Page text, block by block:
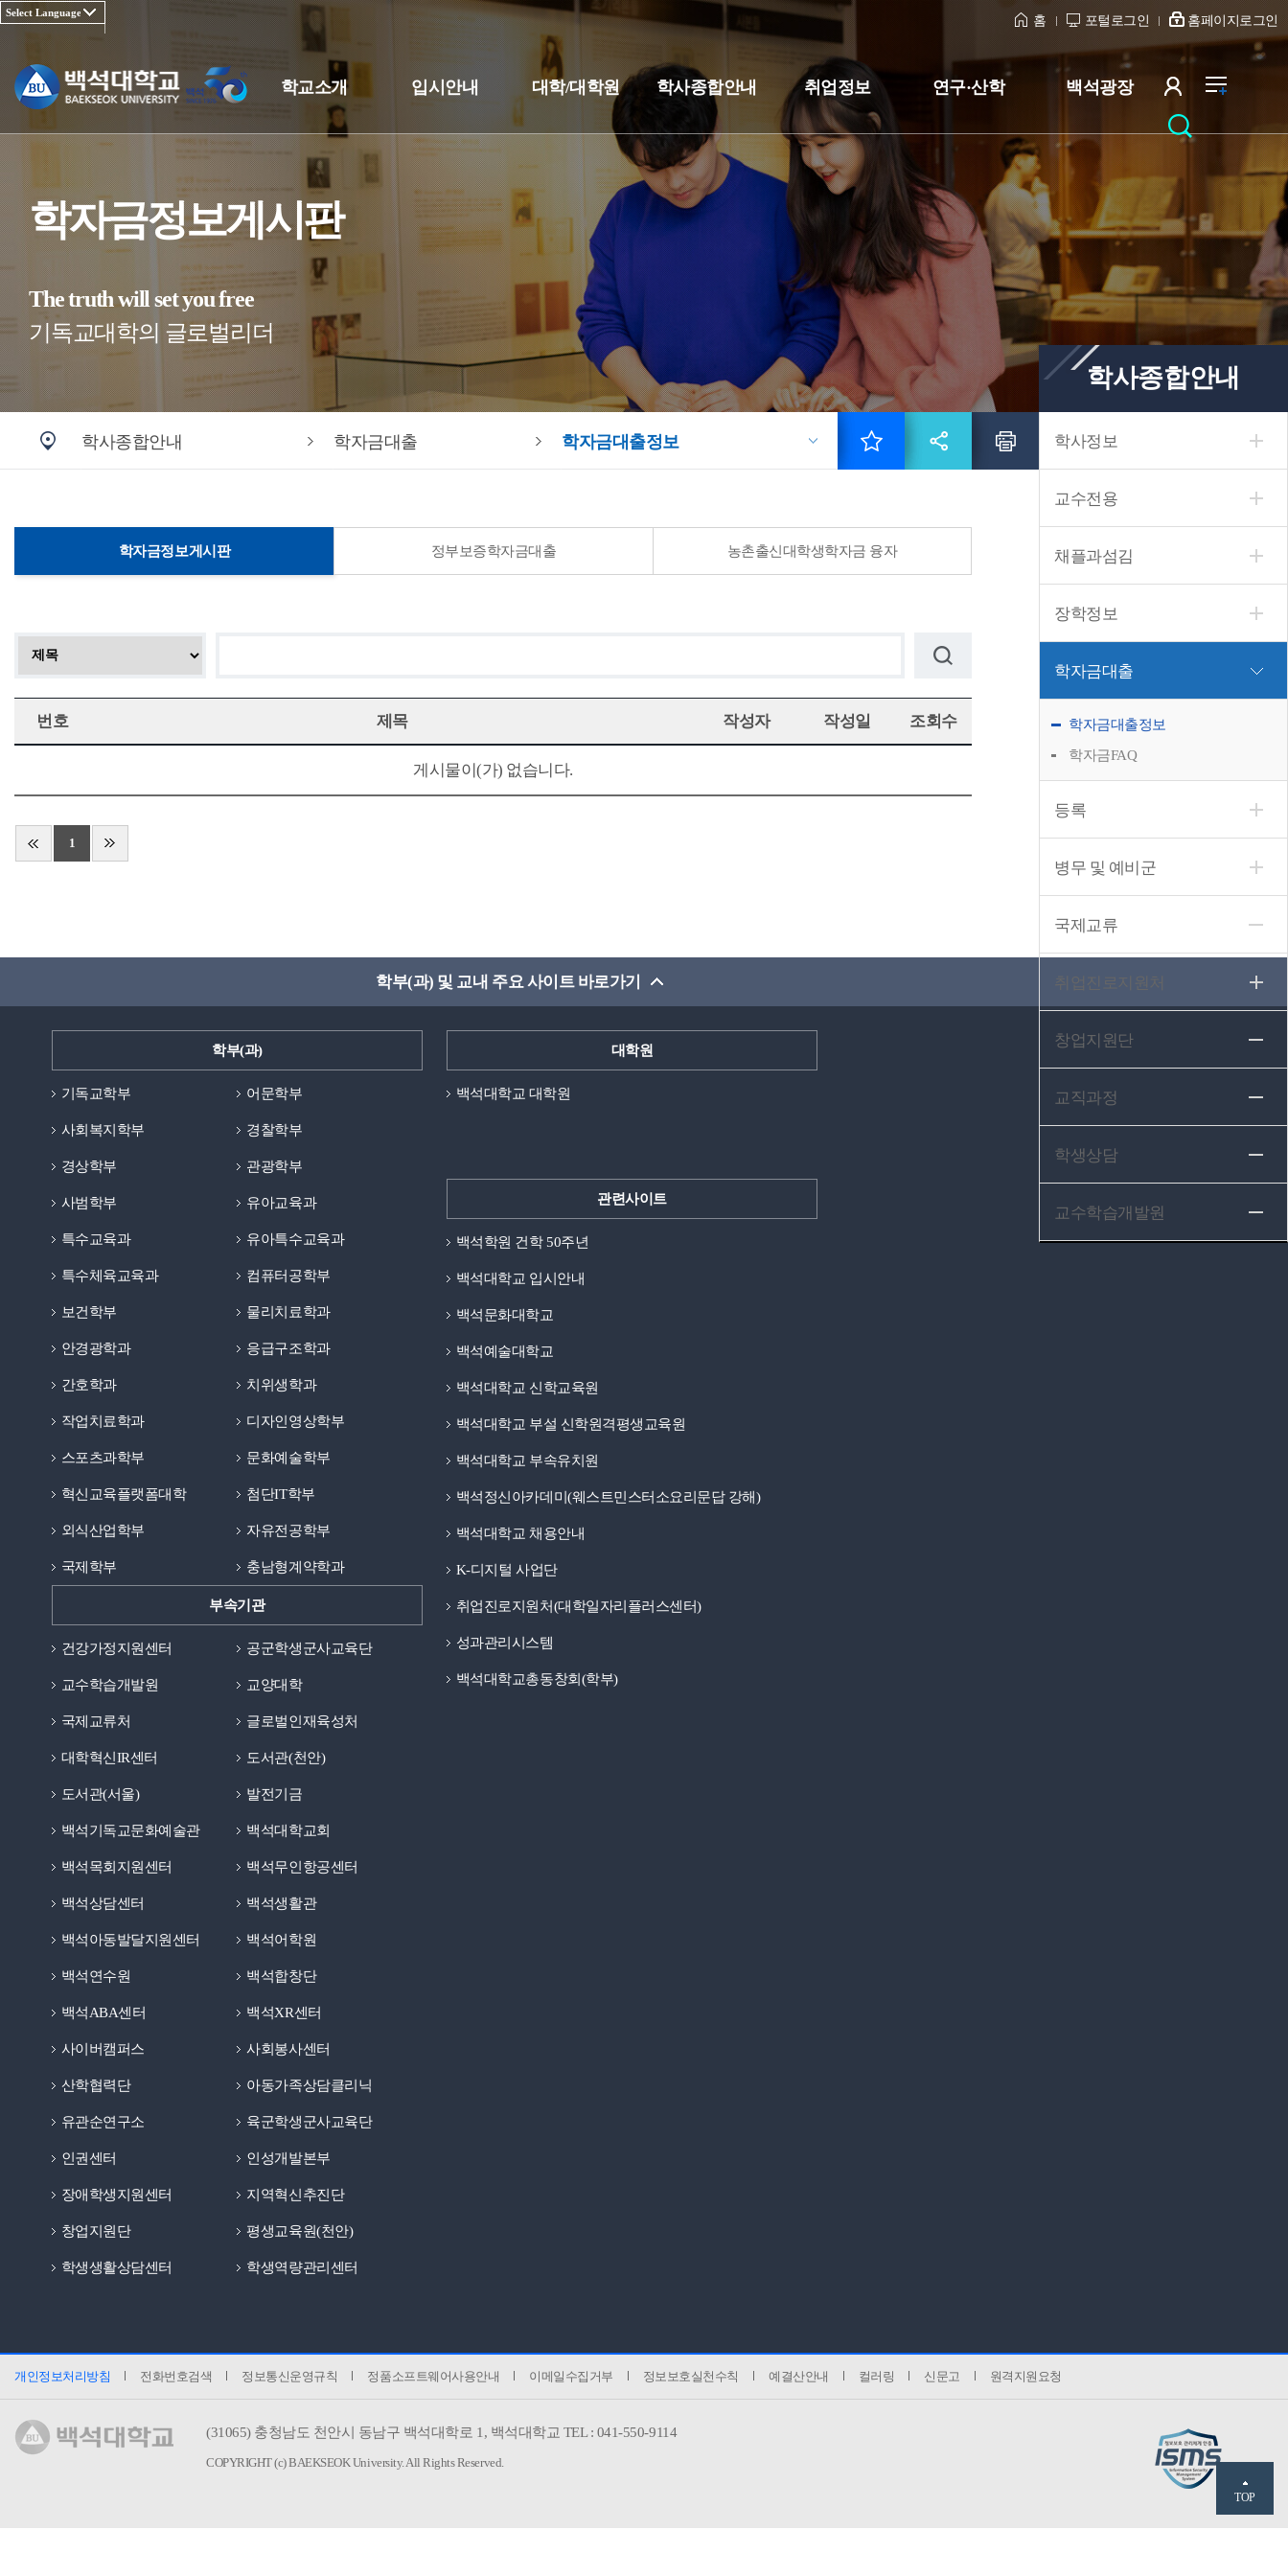
홈 포털로그인 홈페이지로그인
학교소개 입시안내 대학/대학원 학사종합안내 취업정보 연구·산학 백석광장
학자금정보게시판
The truth will set you free
기독교대학의 글로벌리더
학사종합안내
학사정보
교수전용
채플과섬김
장학정보
학자금대출
학자금대출정보
학자금FAQ
등록
병무 및 예비군
국제교류
취업진로지원처
창업지원단
교직과정
학생상담
교수학습개발원
학사종합안내 학자금대출 학자금대출정보
학자금정보게시판 정부보증학자금대출 농촌출신대학생학자금 융자
번호 제목 작성자 작성일 조회수
게시물이(가) 없습니다.
1
학부(과) 및 교내 주요 사이트 바로가기
학부(과)
기독교학부 어문학부
사회복지학부 경찰학부
경상학부 관광학부
사범학부 유아교육과
특수교육과 유아특수교육과
특수체육교육과 컴퓨터공학부
보건학부 물리치료학과
안경광학과 응급구조학과
간호학과 치위생학과
작업치료학과 디자인영상학부
스포츠과학부 문화예술학부
혁신교육플랫폼대학 첨단IT학부
외식산업학부 자유전공학부
국제학부 충남형계약학과
대학원
백석대학교 대학원
관련사이트
백석학원 건학 50주년
백석대학교 입시안내
백석문화대학교
백석예술대학교
백석대학교 신학교육원
백석대학교 부설 신학원격평생교육원
백석대학교 부속유치원
백석정신아카데미(웨스트민스터소요리문답 강해)
백석대학교 채용안내
K-디지털 사업단
취업진로지원처(대학일자리플러스센터)
성과관리시스템
백석대학교총동창회(학부)
부속기관
건강가정지원센터 공군학생군사교육단
교수학습개발원 교양대학
국제교류처 글로벌인재육성처
대학혁신IR센터 도서관(천안)
도서관(서울) 발전기금
백석기독교문화예술관 백석대학교회
백석목회지원센터 백석무인항공센터
백석상담센터 백석생활관
백석아동발달지원센터 백석어학원
백석연수원 백석합창단
백석ABA센터 백석XR센터
사이버캠퍼스 사회봉사센터
산학협력단 아동가족상담클리닉
유관순연구소 육군학생군사교육단
인권센터 인성개발본부
장애학생지원센터 지역혁신추진단
창업지원단 평생교육원(천안)
학생생활상담센터 학생역량관리센터
개인정보처리방침 전화번호검색 정보통신운영규칙 정품소프트웨어사용안내 이메일수집거부 정보보호실천수칙 예결산안내 컬러링 신문고 원격지원요청
(31065)충청남도 천안시 동남구 백석대학로 1, 백석대학교 TEL : 041-550-9114
COPYRIGHT (c) BAEKSEOK University.All Rights Reserved.
TOP